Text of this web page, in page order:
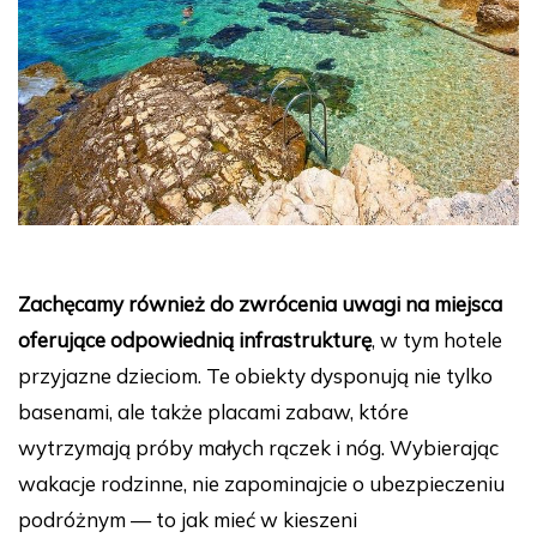
Zachęcamy również do zwrócenia uwagi na miejsca
oferujące odpowiednią infrastrukturę, w tym hotele
przyjazne dzieciom. Te obiekty dysponują nie tylko
basenami, ale także placami zabaw, które
wytrzymają próby małych rączek i nóg. Wybierając
wakacje rodzinne, nie zapominajcie o ubezpieczeniu
podróżnym — to jak mieć w kieszeni